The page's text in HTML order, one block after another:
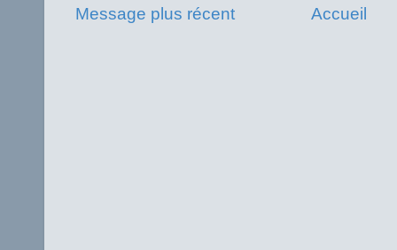
Message plus récent Accueil